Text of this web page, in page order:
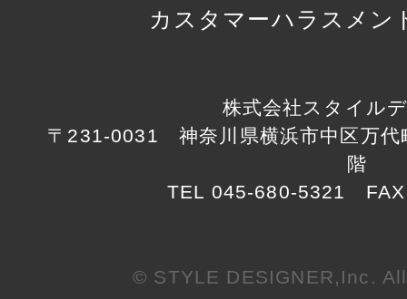
カスタマーハラスメン
株式会社スタイル
〒231-0031 神奈川県横浜市中区万
階
TEL 045-680-5321
© STYLE DESIGNER,Inc.